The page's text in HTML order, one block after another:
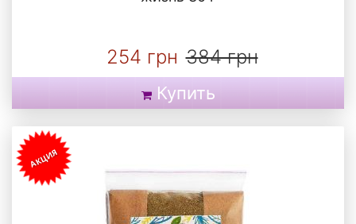
254 грн 384 грн
Купить
АКЦИЯ